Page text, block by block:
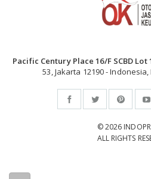
Pacific Century Place 16/F SCBD Lot
53, Jakarta 12190 - Indonesia,
© 2026
ALL RIGHTS